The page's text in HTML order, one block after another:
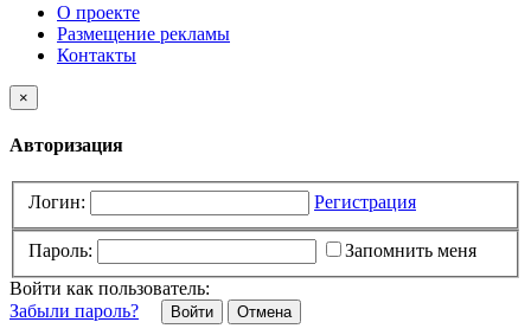
О проекте
Размещение рекламы
Контакты
×
Авторизация
Логин: Регистрация
Пароль:
Запомнить меня
Войти как пользователь:
Забыли пароль?
Отмена